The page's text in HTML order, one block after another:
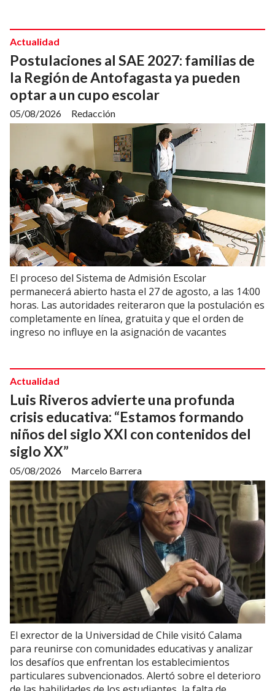
Postulaciones al SAE 2027: familias de
la Región de Antofagasta ya pueden
optar a un cupo escolar
Redacción
Actualidad
05/08/2026
El proceso del Sistema de Admisión Escolar
permanecerá abierto hasta el 27 de agosto, a las 14:00
horas. Las autoridades reiteraron que la postulación es
completamente en línea, gratuita y que el orden de
ingreso no influye en la asignación de vacantes
Luis Riveros advierte una profunda
crisis educativa: “Estamos formando
niños del siglo XXI con contenidos del
siglo XX”
Marcelo Barrera
Actualidad
05/08/2026
El exrector de la Universidad de Chile visitó Calama
para reunirse con comunidades educativas y analizar
los desafíos que enfrentan los establecimientos
particulares subvencionados. Alertó sobre el deterioro